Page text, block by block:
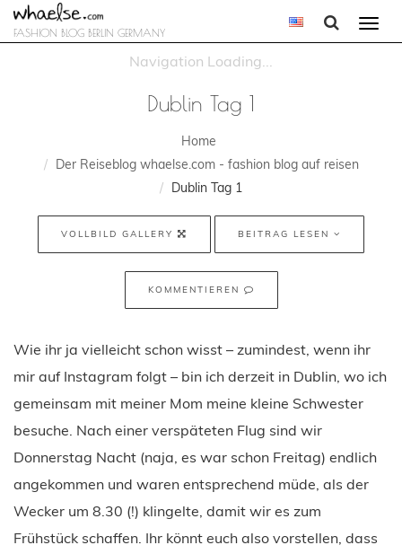
FASHION BLOG BERLIN GERMANY
Dublin Tag 1
Home
Der Reiseblog whaelse.com - fashion blog auf reisen
Dublin Tag 1
VOLLBILD GALLERY BEITRAG LESEN
KOMMENTIEREN
Wie ihr ja vielleicht schon wisst – zumindest, wenn ihr
mir auf Instagram folgt – bin ich derzeit in Dublin, wo ich
gemeinsam mit meiner Mom meine kleine Schwester
besuche. Nach einer verspäteten Flug sind wir
Donnerstag Nacht (naja, es war schon Freitag) endlich
angekommen und waren entsprechend müde, als der
Wecker um 8.30 (!) klingelte, damit wir es zum
Frühstück schaffen. Ihr könnt euch also vorstellen, dass